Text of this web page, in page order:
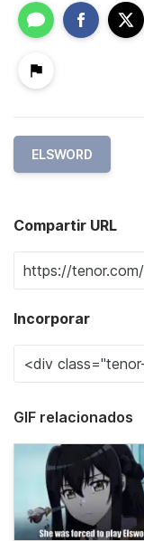
ELSWORD
Compartir URL
Incorporar
GIF relacionados